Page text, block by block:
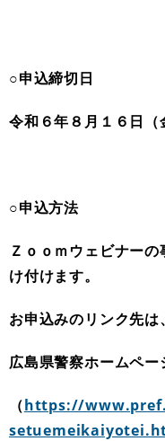
○申込締切日
令和６年８月１６日（
○申込方法
Ｚｏｏｍウェビナー
け付けます。
お申込みのリンク先は、
広島県警察ホームペー
（https://